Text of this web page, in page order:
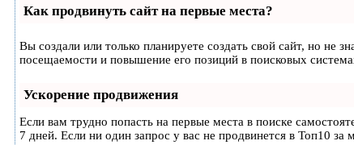
Как продвинуть сайт на первые места?
Вы создали или только планируете создать свой сайт, но не
посещаемости и повышение его позиций в поисковых
Ускорение продвижения
Если вам трудно попасть на первые места в поиске
7 дней. Если ни один запрос у вас не продвинется в Топ10 за